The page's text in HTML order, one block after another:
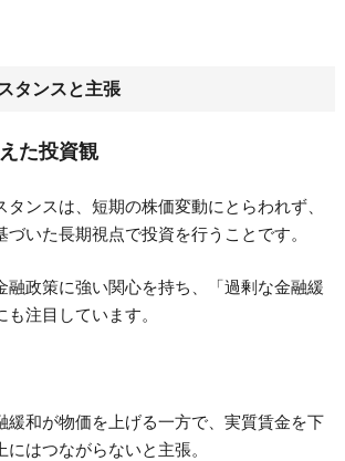
タンスと主張
た投資観
ンスは、短期の株価変動にとらわれず、
いた長期視点で投資を行うことです。
融政策に強い関心を持ち、「過剰な金融緩
注目しています。
緩和が物価を上げる一方で、実質賃金を下
はつながらないと主張。